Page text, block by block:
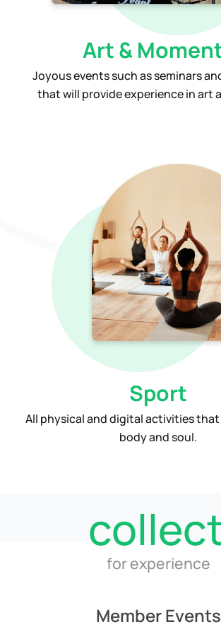
Art &
Joyous events such as seminars
that will provide experience in art
Sport
All physical and digital activities
body and soul.
for experience
Member Events